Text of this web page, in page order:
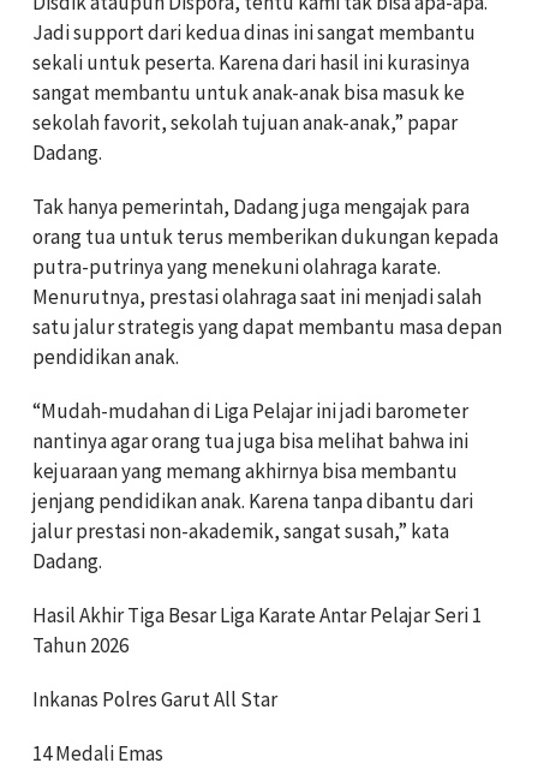
Jadi support dari kedua dinas ini sangat membantu
sekali untuk peserta. Karena dari hasil ini kurasinya
sangat membantu untuk anak-anak bisa masuk ke
sekolah favorit, sekolah tujuan anak-anak,” papar
Dadang.
Tak hanya pemerintah, Dadang juga mengajak para
orang tua untuk terus memberikan dukungan kepada
putra-putrinya yang menekuni olahraga karate.
Menurutnya, prestasi olahraga saat ini menjadi salah
satu jalur strategis yang dapat membantu masa depan
pendidikan anak.
“Mudah-mudahan di Liga Pelajar ini jadi barometer
nantinya agar orang tua juga bisa melihat bahwa ini
kejuaraan yang memang akhirnya bisa membantu
jenjang pendidikan anak. Karena tanpa dibantu dari
jalur prestasi non-akademik, sangat susah,” kata
Dadang.
Hasil Akhir Tiga Besar Liga Karate Antar Pelajar Seri 1
Tahun 2026
Inkanas Polres Garut All Star
14 Medali Emas